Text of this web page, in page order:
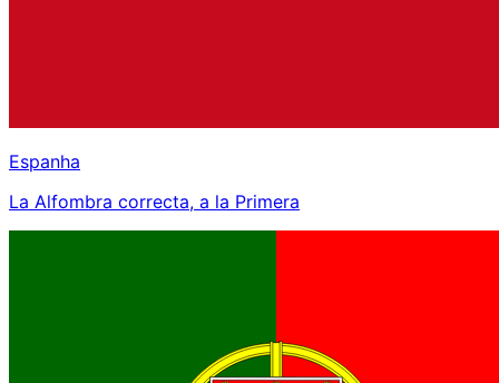
Espanha
La Alfombra correcta, a la Primera